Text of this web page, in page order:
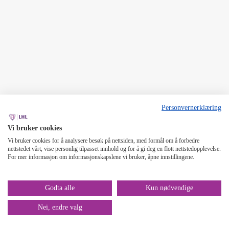
Personvernerklæring
Vi bruker cookies
Vi bruker cookies for å analysere besøk på nettsiden, med formål om å forbedre
nettstedet vårt, vise personlig tilpasset innhold og for å gi deg en flott nettstedopplevelse.
For mer informasjon om informasjonskapslene vi bruker, åpne innstillingene.
Godta alle Kun nødvendige
Nei, endre valg